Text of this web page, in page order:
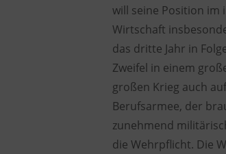
will seine Position im
Wirtschaft
das dritte Jahr in
Zweifel in einem
großen Krieg auch
Berufsarmee, der
zunehmend
die Wehrpflicht. Die